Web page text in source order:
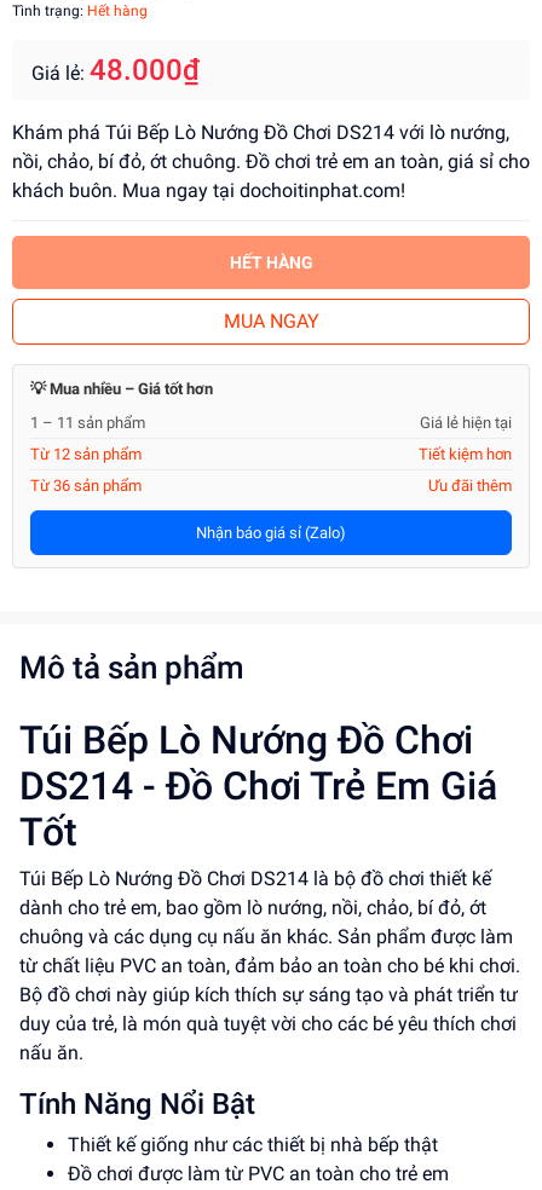
Tình trạng: Hết hàng
Giá lẻ: 48.000₫
Khám phá Túi Bếp Lò Nướng Đồ Chơi DS214 với lò nướng,
nồi, chảo, bí đỏ, ớt chuông. Đồ chơi trẻ em an toàn, giá sỉ cho
khách buôn. Mua ngay tại dochoitinphat.com!
HẾT HÀNG
MUA NGAY
💡 Mua nhiều – Giá tốt hơn
1 – 11 sản phẩm
Giá lẻ hiện tại
Từ 12 sản phẩm
Tiết kiệm hơn
Từ 36 sản phẩm
Ưu đãi thêm
Nhận báo giá sỉ (Zalo)
Mô tả sản phẩm
Túi Bếp Lò Nướng Đồ Chơi
DS214 - Đồ Chơi Trẻ Em Giá
Tốt
Túi Bếp Lò Nướng Đồ Chơi DS214 là bộ đồ chơi thiết kế
dành cho trẻ em, bao gồm lò nướng, nồi, chảo, bí đỏ, ớt
chuông và các dụng cụ nấu ăn khác. Sản phẩm được làm
từ chất liệu PVC an toàn, đảm bảo an toàn cho bé khi chơi.
Bộ đồ chơi này giúp kích thích sự sáng tạo và phát triển tư
duy của trẻ, là món quà tuyệt vời cho các bé yêu thích chơi
nấu ăn.
Tính Năng Nổi Bật
Thiết kế giống như các thiết bị nhà bếp thật
Đồ chơi được làm từ PVC an toàn cho trẻ em